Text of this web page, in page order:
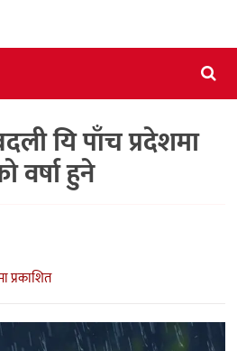
यि पाँच प्रदेशमा
वर्षा हुने
प्रकाशित